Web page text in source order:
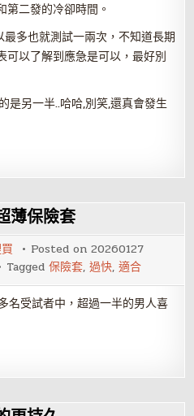
第二發的冷卻時間。
多也就測試一兩次，不知道長期
可以了解到應急是可以，最好別
是另一半..哈哈,別笑,還真會發生
薄保險套
Posted on20260127
Tagged保險套,過快,適合
名受試者中，超過一半的男人喜